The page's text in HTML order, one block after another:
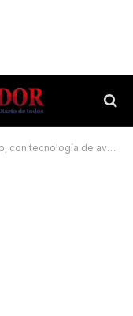
la identificación de cepas circulantes